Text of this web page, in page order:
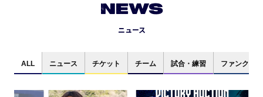
NEWS
ニュース
ALL ニュース チケット チーム 試合・練習 ファンクラブ